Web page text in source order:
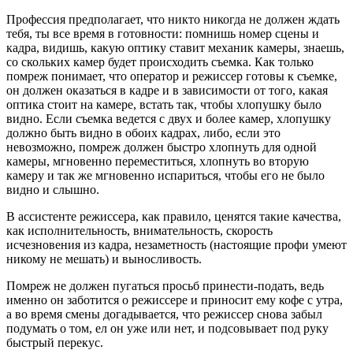
Профессия предполагает, что никто никогда не должен ждать
тебя, ты все время в готовности: помнишь номер сцены и
кадра, видишь, какую оптику ставит механик камеры, знаешь,
со скольких камер будет происходить съемка. Как только
помреж понимает, что оператор и режиссер готовы к съемке,
он должен оказаться в кадре и в зависимости от того, какая
оптика стоит на камере, встать так, чтобы хлопушку было
видно. Если съемка ведется с двух и более камер, хлопушку
должно быть видно в обоих кадрах, либо, если это
невозможно, помреж должен быстро хлопнуть для одной
камеры, мгновенно переместиться, хлопнуть во вторую
камеру и так же мгновенно испариться, чтобы его не было
видно и слышно.
В ассистенте режиссера, как правило, ценятся такие качества,
как исполнительность, внимательность, скорость
исчезновения из кадра, незаметность (настоящие профи умеют
никому не мешать) и выносливость.
Помреж не должен пугаться просьб принести-подать, ведь
именно он заботится о режиссере и приносит ему кофе с утра,
а во время смены догадывается, что режиссер снова забыл
подумать о том, ел он уже или нет, и подсовывает под руку
быстрый перекус.